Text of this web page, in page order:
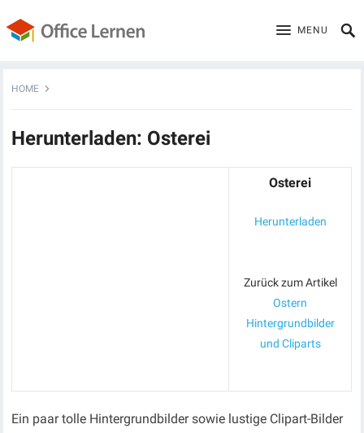
MENU
HOME
Herunterladen: Osterei
Osterei
Herunterladen
Zurück zum Artikel
Ostern
Hintergrundbilder
und Cliparts
Ein paar tolle Hintergrundbilder sowie lustige Clipart-Bilder